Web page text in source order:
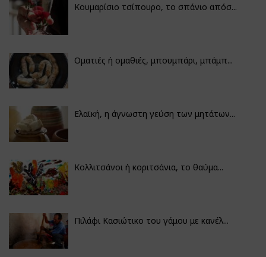
Κουμαρίσιο τσίπουρο, το σπάνιο απόσ...
Οματιές ή ομαθιές, μπουμπάρι, μπάμπ...
Ελαϊκή, η άγνωστη γεύση των μητάτων...
Κολλιτσάνοι ή κοριτσάνια, το θαύμα...
Πιλάφι Κασιώτικο του γάμου με κανέλ...